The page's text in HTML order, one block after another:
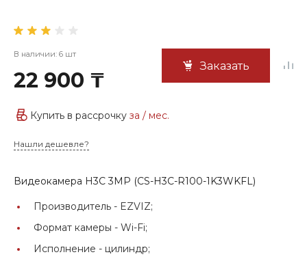
В наличии: 6 шт
22 900 ₸
Заказать
Купить в рассрочку за / мес.
Нашли дешевле?
Видеокамера H3С 3MP (CS-H3C-R100-1K3WKFL)
Производитель - EZVIZ;
Формат камеры - Wi-Fi;
Исполнение - цилиндр;